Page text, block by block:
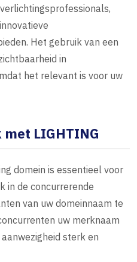
Het gebruik van een
in
het relevant is voor uw
LIGHTING
domein is essentieel voor
in de concurrerende
van uw domeinnaam te
uw merknaam
sterk en